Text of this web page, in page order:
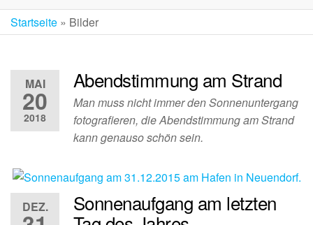
Startseite » Bilder
MAI
20
2018
Abendstimmung am Strand
Man muss nicht immer den Sonnenuntergang
fotografieren, die Abendstimmung am Strand
kann genauso schön sein.
DEZ. Sonnenaufgang am letzten